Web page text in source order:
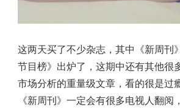
这两天买了不少杂志，其中《新周刊
节目榜》出炉了，这期中还有其他很
市场分析的重量级文章，看的很是过
《新周刊》一定会有很多电视人翻阅